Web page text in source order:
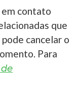
em contato
que
cancelar o
Para